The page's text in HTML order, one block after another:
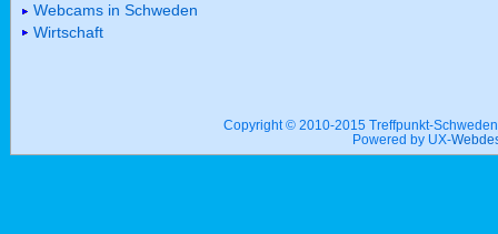
Webcams in Schweden
Wirtschaft
Copyright © 2010-2015 Treffpunkt-
Powered by UX-